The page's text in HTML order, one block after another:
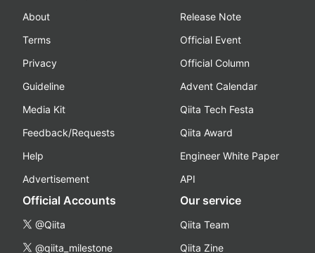
About
Terms
Privacy
Guideline
Media Kit
Feedback/Requests
Help
Advertisement
Release Note
Official Event
Official Column
Advent Calendar
Qiita Tech Festa
Qiita Award
Engineer White Paper
API
Official Accounts
@Qiita
@qiita_milestone
Our service
Qiita Team
Qiita Zine